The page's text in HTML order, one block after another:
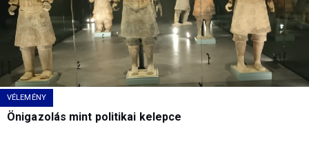
VÉLEMÉNY
Önigazolás mint politikai kelepce